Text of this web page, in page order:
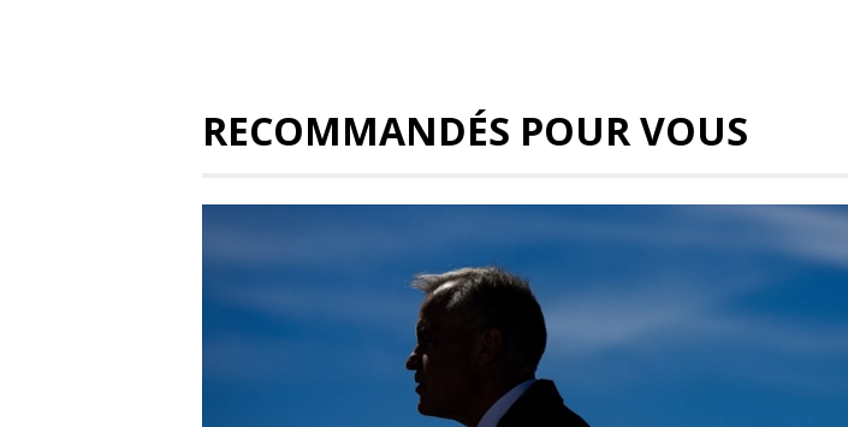
RECOMMANDÉS POUR VOUS